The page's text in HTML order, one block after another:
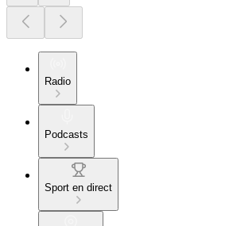
Radio
Podcasts
Sport en direct